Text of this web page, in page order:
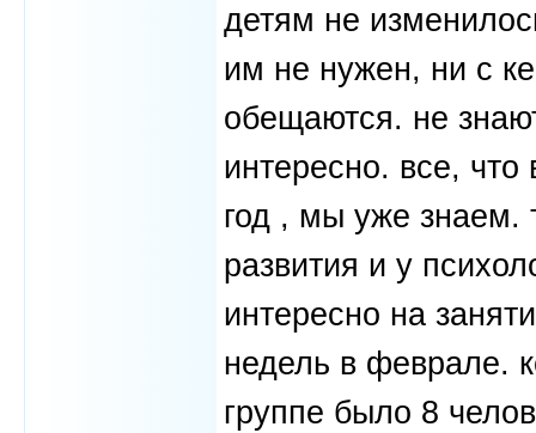
детям не
им не нужен, ни с
обещаются. не
интересно. все,
год , мы уже знаем.
развития и у
интересно на
недель в феврале.
группе было 8